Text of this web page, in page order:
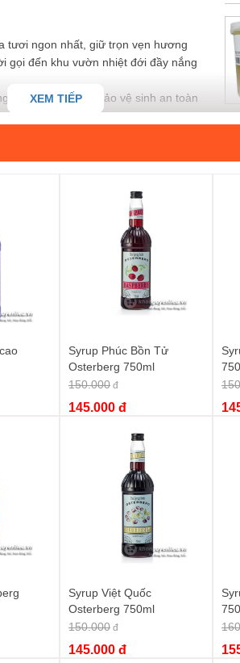
tươi ngon nhất, giữ trọn vẹn hương
gọi đến khu vườn nhiệt đới đầy nắng
hiện đại, đảm bảo vệ sinh an toàn
đình và bạn bè.
dụng gần như vô tận, thỏa sức
phù hợp cho cả nhu cầu gia đình
syrup dừa, hay ly trà sữa béo ngậy
700ml
, mọi thứ đều trở nên dễ dàng
700ml
. Đây không chỉ là một nguyên
miệng hấp dẫn. Hãy để hương vị dừa
trình khám phá hương vị tuyệt vời này!
XEM TIẾP
Syrup Phúc Bồn Tử
Osterberg 750ml
150.000 đ
145.000 đ
Syrup Việt Quốc
Osterberg 750ml
150.000 đ
145.000 đ